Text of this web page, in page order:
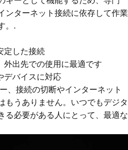
ンターネット接続に依存して作業
.
定した接続
出先での使用に最適です
デバイスに対応
、接続の切断やインターネット
もうありません。いつでもデジタ
る必要がある人にとって、最適な